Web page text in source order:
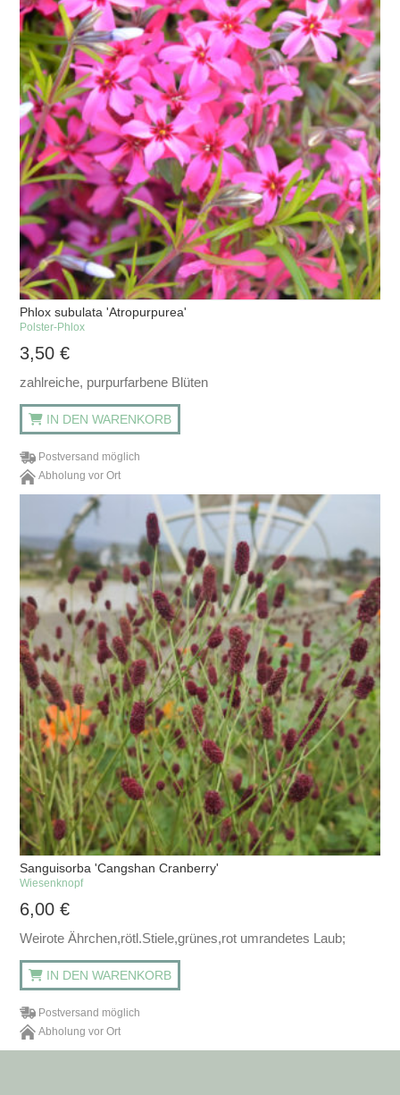
Phlox subulata 'Atropurpurea'
Polster-Phlox
3,50€
zahlreiche, purpurfarbene Blüten
IN DEN WARENKORB
Postversand möglich
Abholung vor Ort
Sanguisorba 'Cangshan Cranberry'
Wiesenknopf
6,00€
Weirote Ährchen,rötl.Stiele,grünes,rot umrandetes Laub;
IN DEN WARENKORB
Postversand möglich
Abholung vor Ort